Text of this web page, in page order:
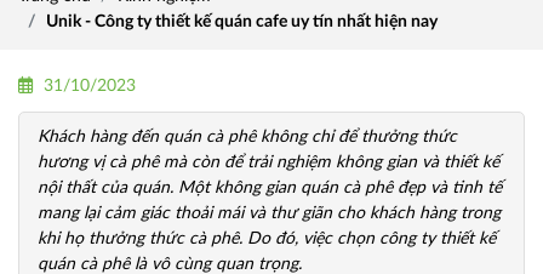
Unik - Công ty thiết kế quán cafe uy tín nhất hiện nay
31/10/2023
Khách hàng đến quán cà phê không chỉ để thưởng thức
hương vị cà phê mà còn để trải nghiệm không gian và thiết kế
nội thất của quán. Một không gian quán cà phê đẹp và tinh tế
mang lại cảm giác thoải mái và thư giãn cho khách hàng trong
khi họ thưởng thức cà phê. Do đó, việc chọn công ty thiết kế
quán cà phê là vô cùng quan trọng.